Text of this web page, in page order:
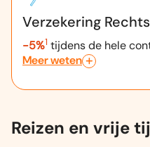
Verzekering
-5%1 tijdens de hele
Meer weten
Reizen en vrije